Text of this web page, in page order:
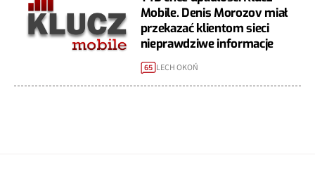
Mobile. Denis Morozov miał
przekazać klientom sieci
nieprawdziwe informacje
65 LECH OKOŃ